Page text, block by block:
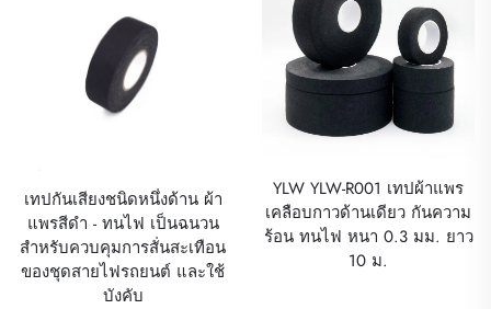
เทปกันเสียงชนิดหนึ่งด้าน ผ้า
แพรสีดำ - ทนไฟ เป็นฉนวน
สำหรับควบคุมการสั่นสะเทือน
ของชุดสายไฟรถยนต์ และใช้
บังคับ
YLW YLW-R001 เทปผ้าแพร
เคลือบกาวด้านเดียว กันความ
ร้อน ทนไฟ หนา 0.3 มม. ยาว
10 ม.